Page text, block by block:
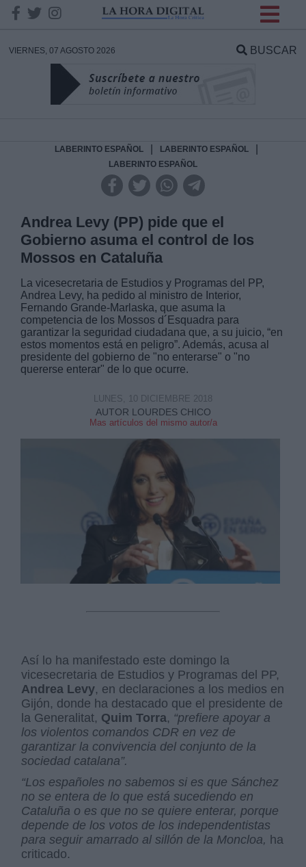
VIERNES, 07 AGOSTO 2026 BUSCAR
LABERINTO ESPAÑOL LABERINTO ESPAÑOL
LABERINTO ESPAÑOL
Andrea Levy (PP) pide que el
Gobierno asuma el control de los
Mossos en Cataluña
La vicesecretaria de Estudios y Programas del PP,
Andrea Levy, ha pedido al ministro de Interior,
Fernando Grande-Marlaska, que asuma la
competencia de los Mossos d´Esquadra para
garantizar la seguridad ciudadana que, a su juicio, “en
estos momentos está en peligro”. Además, acusa al
presidente del gobierno de "no enterarse" o "no
quererse enterar" de lo que ocurre.
AUTOR LOURDES CHICO
Mas artículos del mismo autor/a
LUNES, 10 DICIEMBRE 2018
Así lo ha manifestado este domingo la
vicesecretaria de Estudios y Programas del PP,
Andrea Levy, en declaraciones a los medios en
Gijón, donde ha destacado que el presidente de
la Generalitat, Quim Torra, “prefiere apoyar a
los violentos comandos CDR en vez de
garantizar la convivencia del conjunto de la
sociedad catalana”.
“Los españoles no sabemos si es que Sánchez
no se entera de lo que está sucediendo en
Cataluña o es que no se quiere enterar, porque
depende de los votos de los independentistas
para seguir amarrado al sillón de la Moncloa, ha
criticado.
DATOS
Responsable:
Destinatarios: